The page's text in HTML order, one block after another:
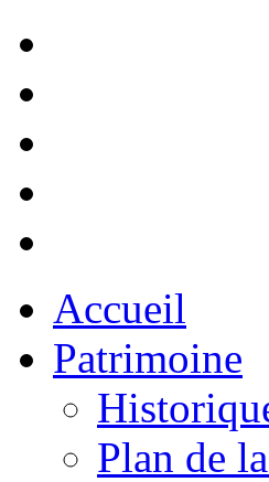
Accueil
Patrimoine
Plan de